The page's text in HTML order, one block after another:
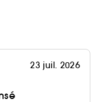
23 juil. 2026